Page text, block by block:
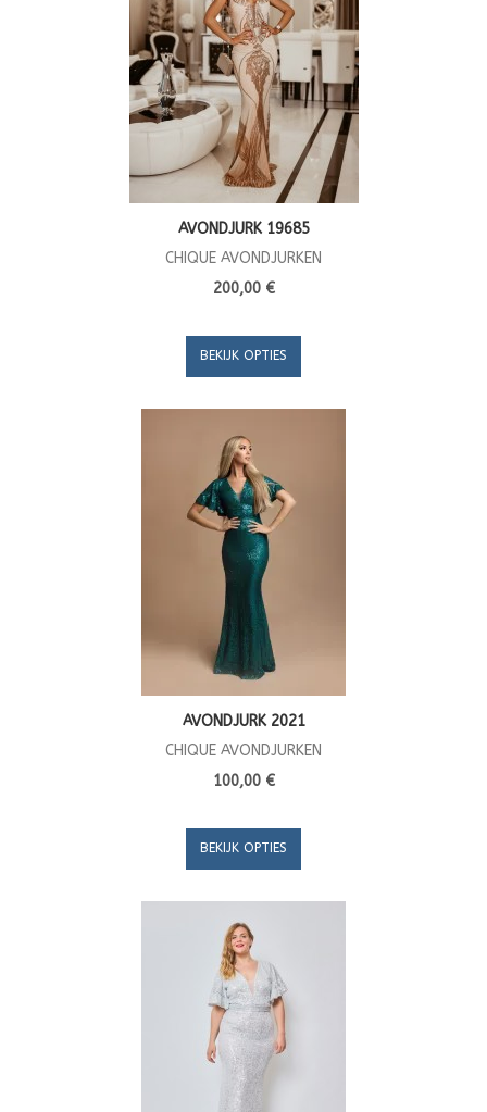
AVONDJURK 19685
CHIQUE AVONDJURKEN
200,00 €
BEKIJK OPTIES
AVONDJURK 2021
CHIQUE AVONDJURKEN
100,00 €
BEKIJK OPTIES